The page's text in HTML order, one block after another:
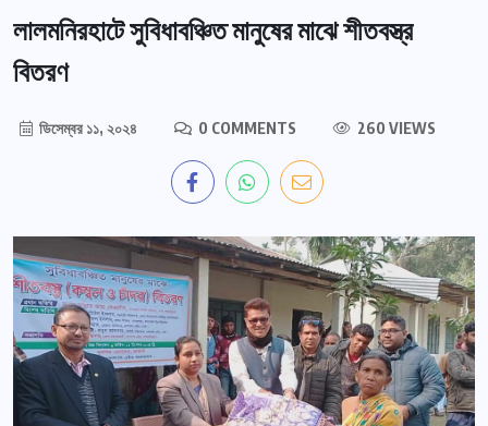
লালমনিরহাটে সুবিধাবঞ্চিত মানুষের মাঝে শীতবস্ত্র
বিতরণ
ডিসেম্বর ১১, ২০২৪ 0 COMMENTS 260 VIEWS